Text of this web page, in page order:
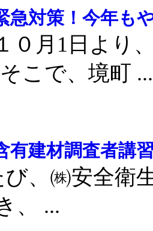
対策！今年も
０月1日より
こで、境町 ...
有建材調査者講
、㈱安全衛
、 ...